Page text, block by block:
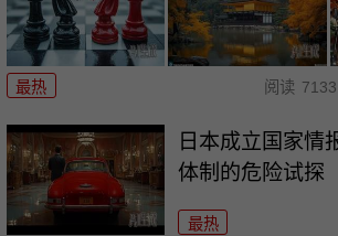
最热 阅读 7133
日本成立国家情
体制的危险试探
最热